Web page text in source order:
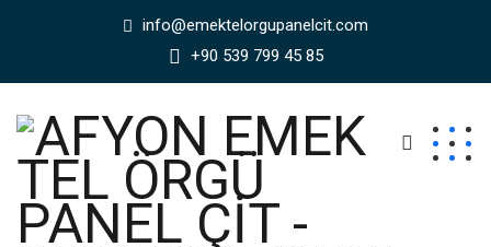
info@emektelorgupanelcit.com
+90 539 799 45 85